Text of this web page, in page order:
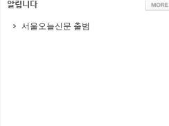
서울오늘신문 출범